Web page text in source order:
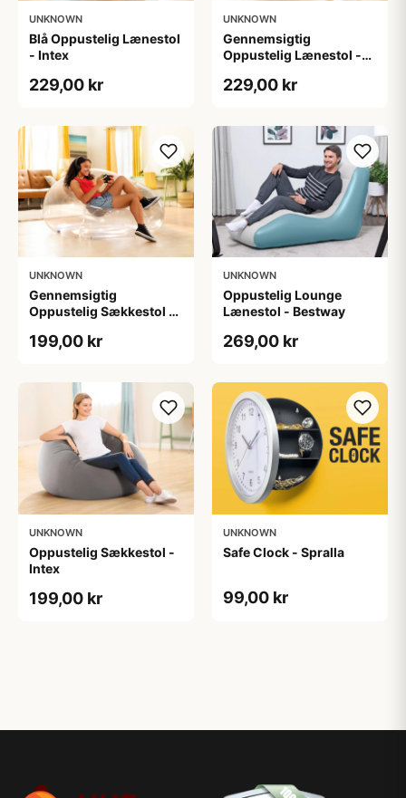
UNKNOWN
Blå Oppustelig Lænestol
- Intex
229,00 kr
UNKNOWN
Gennemsigtig
Oppustelig Lænestol -
229,00 kr
UNKNOWN
Gennemsigtig
Oppustelig Sækkestol -
199,00 kr
UNKNOWN
Oppustelig Lounge
Lænestol - Bestway
269,00 kr
UNKNOWN
Oppustelig Sækkestol -
Intex
199,00 kr
UNKNOWN
Safe Clock - Spralla
99,00 kr